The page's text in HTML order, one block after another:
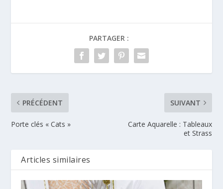
PARTAGER :
PRÉCÉDENT
Porte clés « Cats »
SUIVANT
Carte Aquarelle : Tableaux
et Strass
Articles similaires